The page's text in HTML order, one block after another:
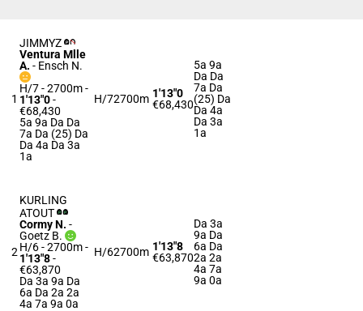
1
JIMMYZ
Ventura Mlle
A. - Ensch N.
H/7 - 2700m-
1'13"0-
€68,430
5a 9a Da Da
7a Da (25) Da
Da 4a Da 3a
1a
H/72700m 1'13"0
€68,430
5a 9a
Da Da
7a Da
(25) Da
Da 4a
Da 3a
1a
2
KURLING
ATOUT
Cormy N. -
Goetz B.
H/6 - 2700m-
1'13"8-
€63,870
Da 3a 9a Da
6a Da 2a 2a
4a 7a 9a 0a
H/62700m 1'13"8
€63,870
Da 3a
9a Da
6a Da
2a 2a
4a 7a
9a 0a